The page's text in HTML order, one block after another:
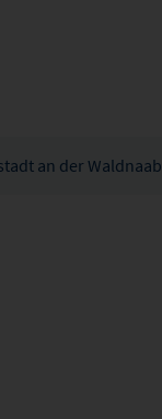
an der Waldnaab